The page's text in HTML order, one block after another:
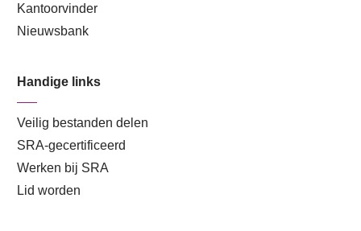
Kantoorvinder
Nieuwsbank
Handige links
Veilig bestanden delen
SRA-gecertificeerd
Werken bij SRA
Lid worden